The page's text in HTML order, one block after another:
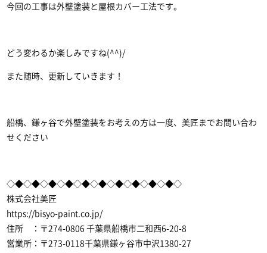
今回の工事は外壁塗装と屋根カバー工法です。
どう変わるか楽しみですね(^^)/
また随時、更新していきます！
船橋、鎌ヶ谷で外壁塗装をお考えの方は一度、美匠までお問い合わ
せください
◇◆◇◆◇◆◇◆◇◆◇◆◇◆◇◆◇◆◇◆◇
株式会社美匠
https://bisyo-paint.co.jp/
住所 ：〒274-0806 千葉県船橋市二和西6-20-8
営業所：〒273-0118千葉県鎌ヶ谷市中沢1380-27